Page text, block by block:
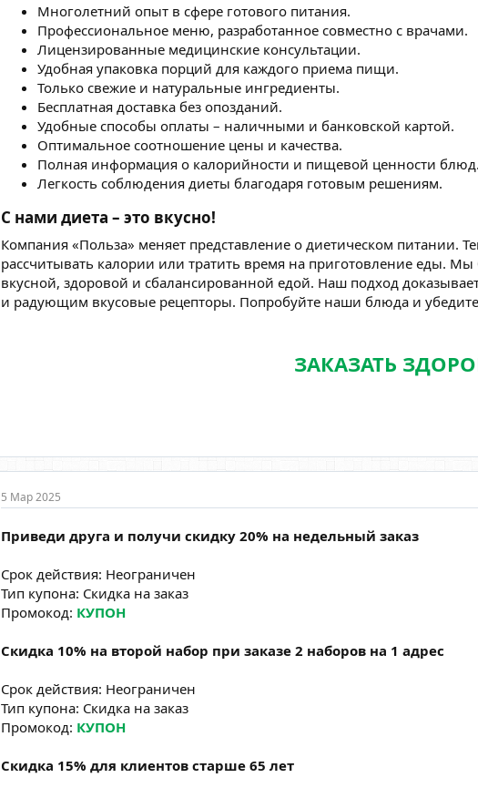
Многолетний опыт в сфере готового питания.
Профессиональное меню, разработанное совместно с врачами.
Лицензированные медицинские консультации.
Удобная упаковка порций для каждого приема пищи.
Только свежие и натуральные ингредиенты.
Бесплатная доставка без опозданий.
Удобные способы оплаты – наличными и банковской картой.
Оптимальное соотношение цены и качества.
Полная информация о калорийности и пищевой ценности блюд.
Легкость соблюдения диеты благодаря готовым решениям.
С нами диета – это вкусно!​
Компания «Польза» меняет представление о диетическом питании.
рассчитывать калории или тратить время на приготовление еды.
вкусной, здоровой и сбалансированной едой. Наш подход
и радующим вкусовые рецепторы. Попробуйте наши блюда и
ЗАКАЗАТЬ
5 Мар 2025
Приведи друга и получи cкидку 20% на недельный заказ
Срок действия: Неограничен
Тип купона: Скидка на заказ
Промокод: КУПОН
Скидка 10% на второй набор при заказе 2 наборов на 1 адрес
Срок действия: Неограничен
Тип купона: Скидка на заказ
Промокод: КУПОН
Скидка 15% для клиентов старше 65 лет